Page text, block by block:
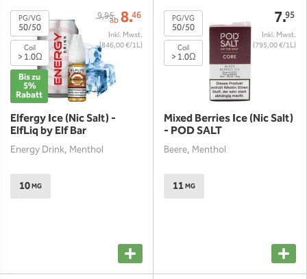
ab
9,95 8.46
(846,00 €/1L)
PG/VG
50/50
Coil
> 1.0Ω
Bis zu
5%
Rabatt
Elfergy Ice (Nic Salt) -
ElfLiq by Elf Bar
Energy Drink, Menthol
10MG
7.95
(795,00 €/1L)
PG/VG
50/50
Coil
> 1.0Ω
Mixed Berries Ice (Nic Salt)
- POD SALT
Beere, Menthol
11MG